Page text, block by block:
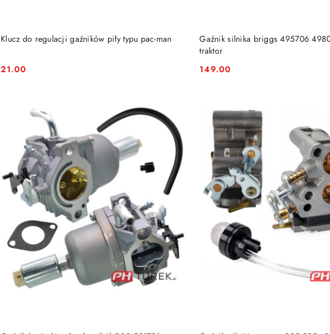
Klucz do regulacji gaźników piły typu pac-man
Cena:
21.00
DO KOSZYKA
Gaźnik silnika briggs 495706
traktor
Cena:
149.00
DO KOSZYKA
DO KOSZYKA DO KOSZYKA